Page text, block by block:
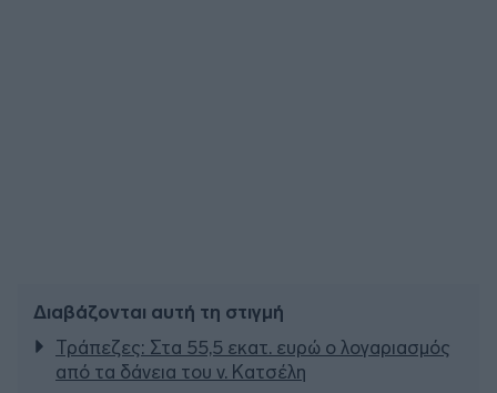
Διαβάζονται αυτή τη στιγμή
Τράπεζες: Στα 55,5 εκατ. ευρώ ο λογαριασμός
από τα δάνεια του ν. Κατσέλη